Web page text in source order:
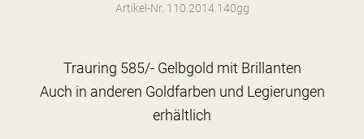
Artikel-Nr. 110.2014.140gg
Trauring 585/- Gelbgold mit Brillanten
Auch in anderen Goldfarben und Legierungen
erhältlich